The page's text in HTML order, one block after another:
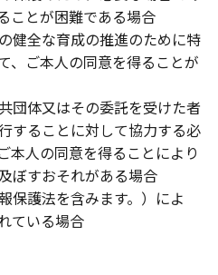
ことが困難である場合
健全な育成の推進のために特
、ご本人の同意を得ることが
団体又はその委託を受けた者
することに対して協力する必
本人の同意を得ることにより
ぼすおそれがある場合
保護法を含みます。）によ
ている場合